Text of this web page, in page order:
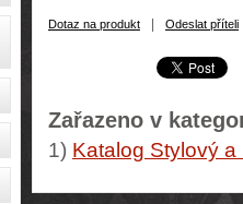
Dotaz na produkt Odeslat příteli
Zařazeno v
1) Katalog Stylový